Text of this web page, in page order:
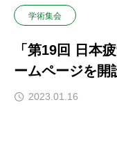
学術集会
「第19回 日本
ームページを開
2023.01.16